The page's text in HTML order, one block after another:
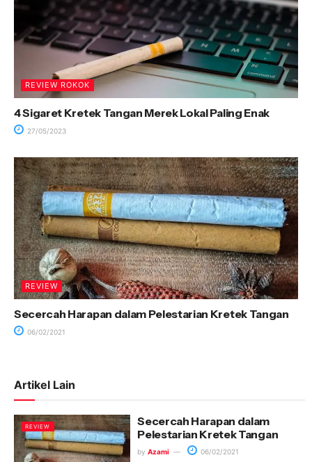
REVIEW ROKOK
4 Sigaret Kretek Tangan Merek Lokal Paling Enak
27/05/2023
REVIEW
Secercah Harapan dalam Pelestarian Kretek Tangan
06/02/2021
Artikel Lain
REVIEW
Secercah Harapan dalam
Pelestarian Kretek Tangan
by Azami 06/02/2021